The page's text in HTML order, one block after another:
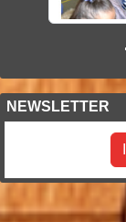
NEWSLETTER